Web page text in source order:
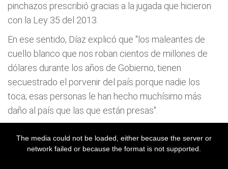
pinchazos prescribió gracias a la jugada que hicieron
con la Ley 35 del 2013.
En ese sentido, Díaz explicó que "los maleantes de
cuello blanco que nos roban cientos de millones de
dólares durante los años de Gobierno, tienen
secuestrado el porvenir del país porque nadie los
toca; esas personas le han hecho muchísimo más
daño al país que las que están presas".